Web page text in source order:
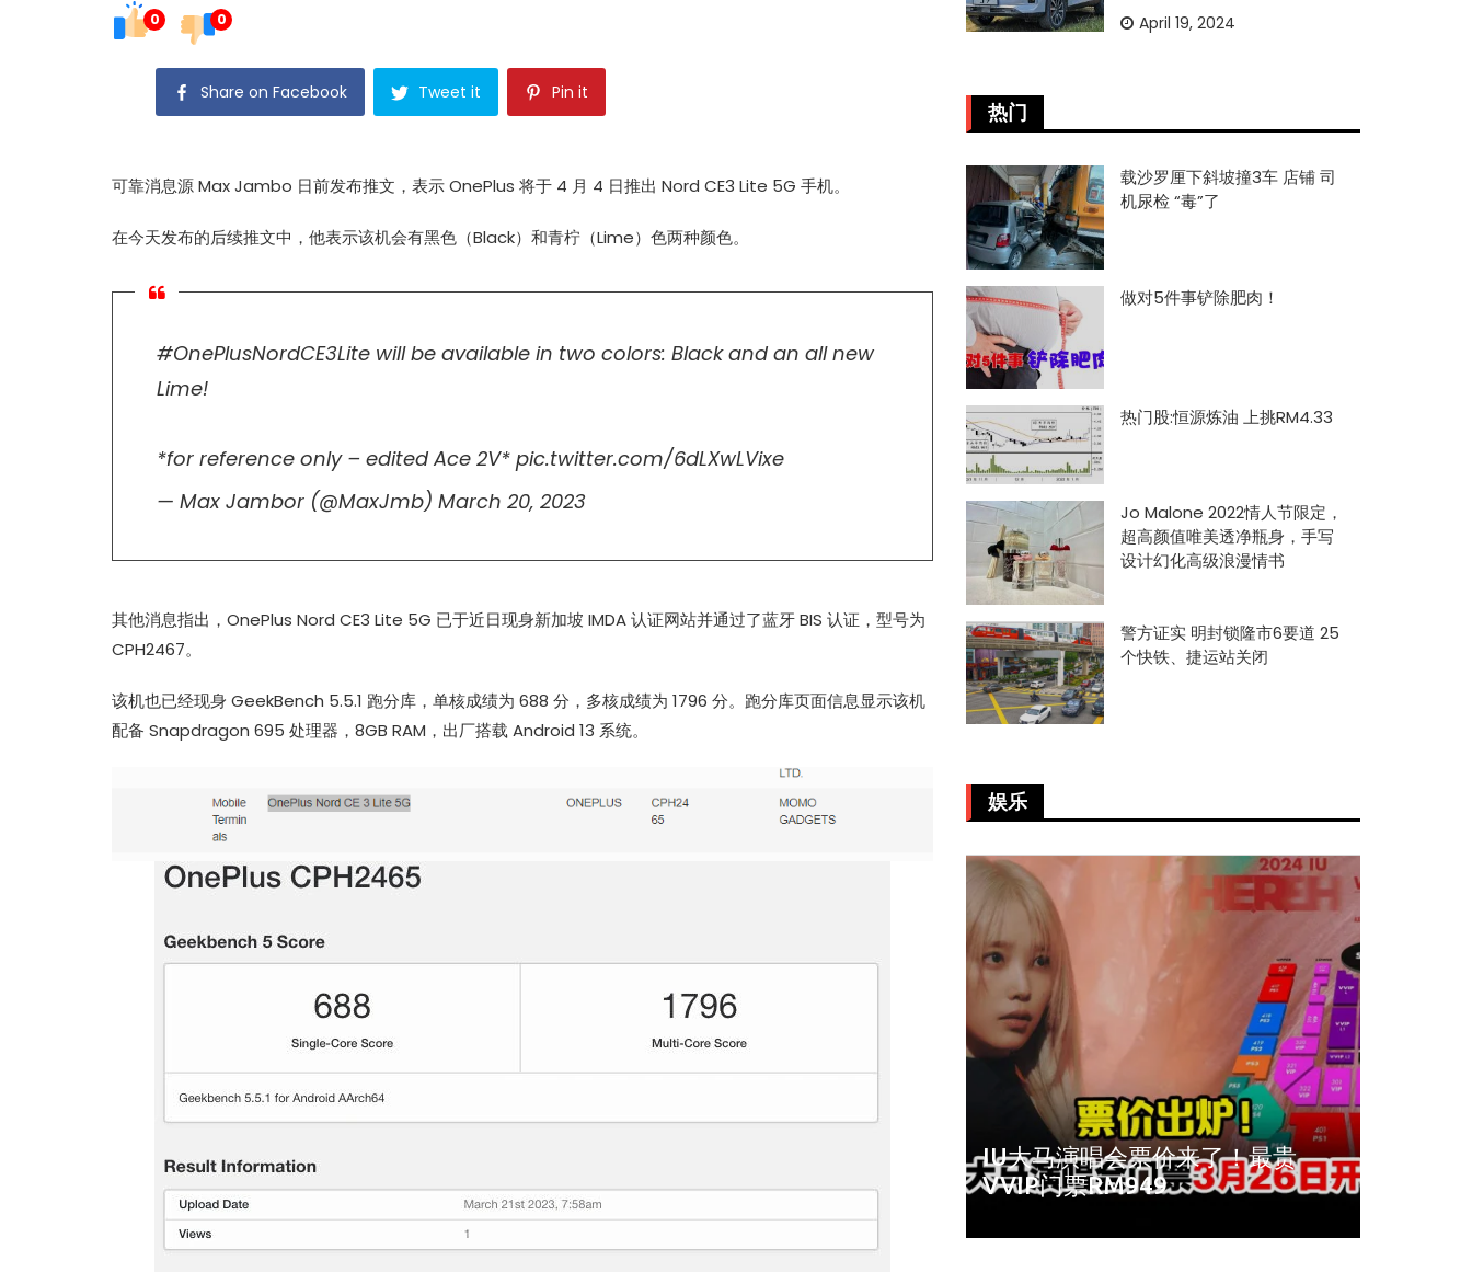
0 0
Share on Facebook Tweet it Pin it
可靠消息源 Max Jambo 日前发布推文，表示 OnePlus 将于 4 月 4 日推出 Nord CE3 Lite 5G 手机。
在今天发布的后续推文中，他表示该机会有黑色（Black）和青柠（Lime）色两种颜色。
#OnePlusNordCE3Lite will be available in two colors: Black and an all new
Lime!
*for reference only – edited Ace 2V* pic.twitter.com/6dLXwLVixe
— Max Jambor (@MaxJmb) March 20, 2023
其他消息指出，OnePlus Nord CE3 Lite 5G 已于近日现身新加坡 IMDA 认证网站并通过了蓝牙 BIS 认证，型号为
CPH2467。
该机也已经现身 GeekBench 5.5.1 跑分库，单核成绩为 688 分，多核成绩为 1796 分。跑分库页面信息显示该机
配备 Snapdragon 695 处理器，8GB RAM，出厂搭载 Android 13 系统。
April 19, 2024
热门
载沙罗厘下斜坡撞3车 店铺 司
机尿检 “毒”了
做对5件事铲除肥肉！
热门股:恒源炼油 上挑RM4.33
Jo Malone 2022情人节限定，
超高颜值唯美透净瓶身，手写
设计幻化高级浪漫情书
警方证实 明封锁隆市6要道 25
个快铁、捷运站关闭
娱乐
苏永康将邀歌迷上台合唱！赞大马
肉骨茶“全世界最好吃”
VVIP门票RM949
周冬雨爆秀场耍大牌！拒与VIP合
影全程臭脸不配合